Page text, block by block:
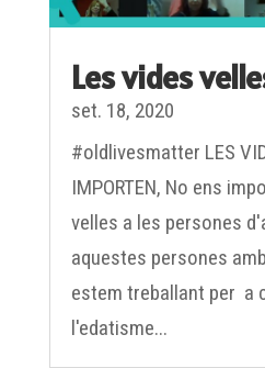
Les vides
set. 18, 2020
#oldlivesmatter LES
IMPORTEN, No ens
velles a les persones
aquestes persones
estem treballant per a
l'edatisme...